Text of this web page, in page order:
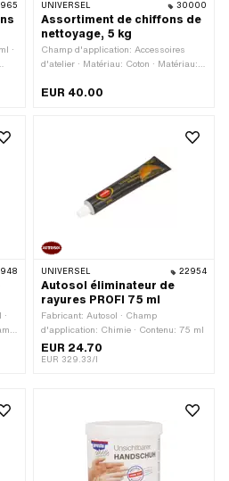
·
UNIVERSEL 30000
Assortiment de chiffons de
nettoyage, 5 kg
Champ d'application: Accessoires
d'atelier · Matériau: Coton · Matériau:
EUR 40.00
UNIVERSEL 22954
Autosol éliminateur de
rayures PROFI 75 ml
Fabricant: Autosol · Champ
d'application: Chimie · Contenu: 75 ml
EUR 24.70
EUR 329.33/l